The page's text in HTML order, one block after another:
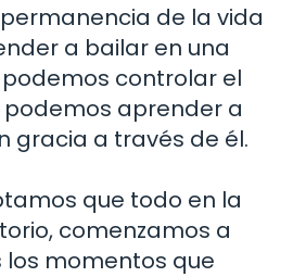
de la vida
a bailar en una
controlar el
aprender a
gracia a través de él.
que todo en la
comenzamos a
momentos que